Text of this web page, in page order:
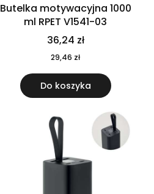
Butelka motywacyjna 1000
ml RPET V1541-03
36,24 zł
29,46 zł
Do koszyka